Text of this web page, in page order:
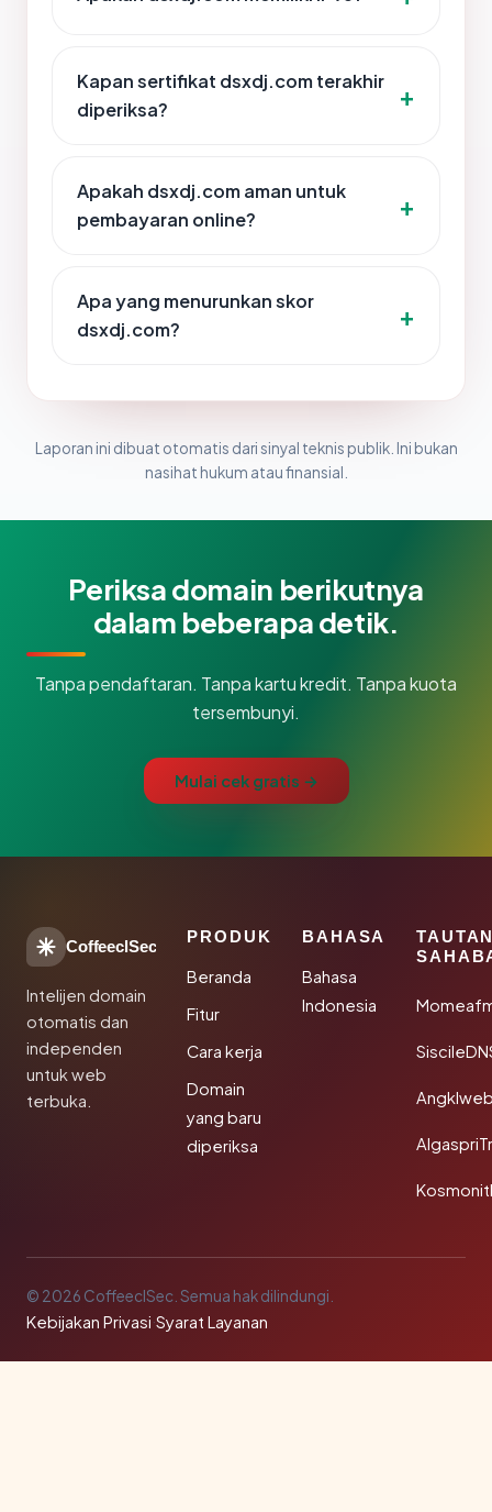
Kapan sertifikat dsxdj.com terakhir
diperiksa?
Apakah dsxdj.com aman untuk
pembayaran online?
Apa yang menurunkan skor
dsxdj.com?
Laporan ini dibuat otomatis dari sinyal teknis publik. Ini bukan
nasihat hukum atau finansial.
Periksa domain berikutnya
dalam beberapa detik.
Tanpa pendaftaran. Tanpa kartu kredit. Tanpa kuota
tersembunyi.
Mulai cek gratis →
CoffeeclSec
Intelijen domain
otomatis dan
independen
untuk web
terbuka.
PRODUK
Beranda
Fitur
Cara kerja
Domain
yang baru
diperiksa
BAHASA
Bahasa
Indonesia
© 2026 CoffeeclSec. Semua hak dilindungi.
Kebijakan Privasi·Syarat Layanan